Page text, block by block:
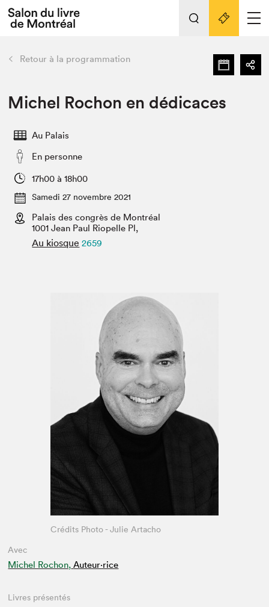
Espace exposant⋅e⋅s
Espace enseignant·e·s
L'événement
Préparer sa visite au Salon
Actualités
SLM PRO
retour Nos activités
Préparer sa visite
Salon au Palais
Projets partenaires
Liens pratiques
Retour à la programmation
Michel Rochon en dédicaces
Au Palais
En personne
17h00 à 18h00
Samedi 27 novembre 2021
Palais des congrès de Montréal
1001 Jean Paul Riopelle Pl,
Au kiosque 2659
Avec
Michel Rochon, Auteur·rice
Crédits Photo - Julie Artacho
Livres présentés